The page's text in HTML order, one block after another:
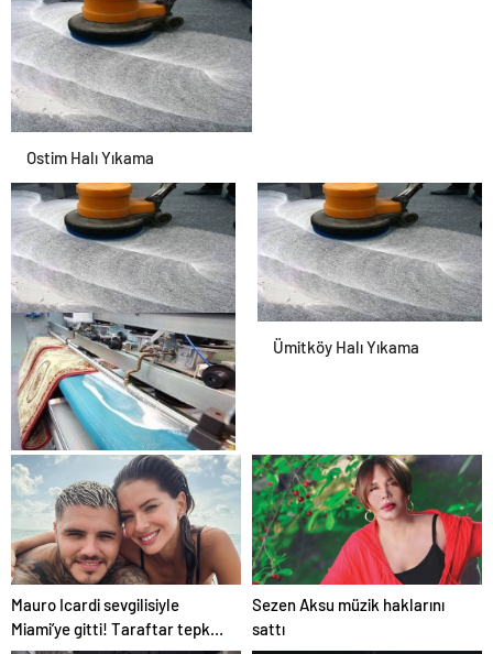
Ostim Halı Yıkama
Ostim Halı Yıkama Ümitköy Halı Yıkama
Yaşamkent Halı Yıkama
Mauro Icardi sevgilisiyle
Miami’ye gitti! Taraftar tepki
Sezen Aksu müzik haklarını
sattı